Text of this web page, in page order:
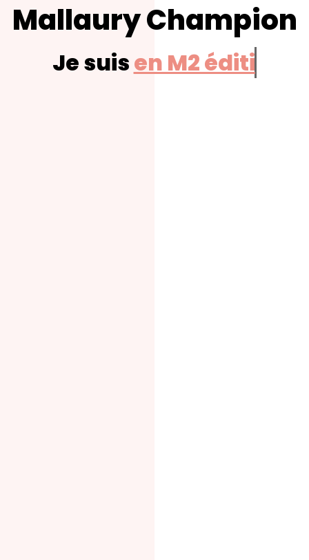
Mallaury Champion
Je suis en M